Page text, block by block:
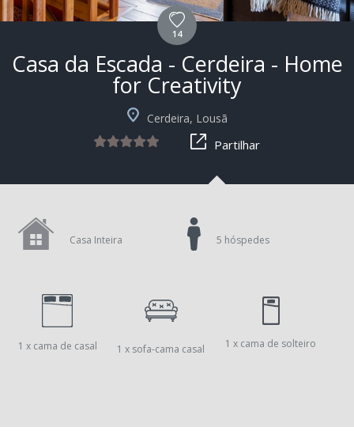
14
Casa da Escada - Cerdeira - Home
for Creativity
Cerdeira, Lousã
Partilhar
Casa Inteira
1 x cama de casal 1 x sofa-cama casal 1 x cama de solteiro
5 hóspedes